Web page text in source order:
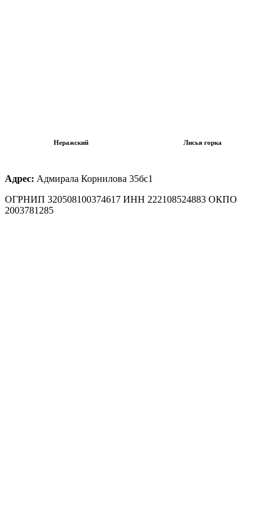
Неражский Лисья горка
Адрес: Адмирала Корнилова 35бс1
ОГРНИП 320508100374617 ИНН 222108524883 ОКПО
2003781285